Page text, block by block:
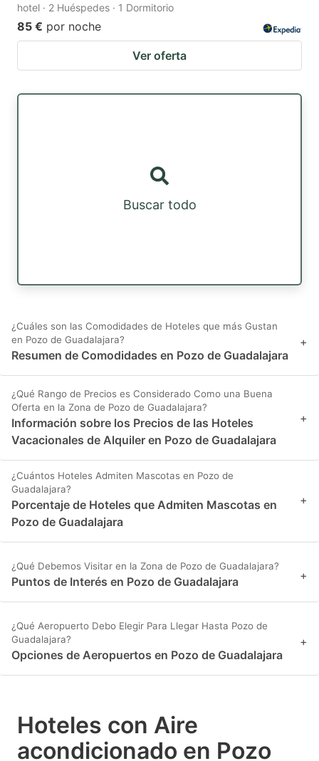
hotel · 2 Huéspedes · 1 Dormitorio
85 € por noche
Ver oferta
Buscar todo
¿Cuáles son las Comodidades de Hoteles que más Gustan
en Pozo de Guadalajara?
Resumen de Comodidades en Pozo de Guadalajara
+
¿Qué Rango de Precios es Considerado Como una Buena
Oferta en la Zona de Pozo de Guadalajara?
Información sobre los Precios de las Hoteles
Vacacionales de Alquiler en Pozo de Guadalajara
+
¿Cuántos Hoteles Admiten Mascotas en Pozo de
Guadalajara?
Porcentaje de Hoteles que Admiten Mascotas en
Pozo de Guadalajara
+
¿Qué Debemos Visitar en la Zona de Pozo de Guadalajara?
Puntos de Interés en Pozo de Guadalajara +
¿Qué Aeropuerto Debo Elegir Para Llegar Hasta Pozo de
Guadalajara?
Opciones de Aeropuertos en Pozo de Guadalajara
+
Hoteles con Aire
acondicionado en Pozo